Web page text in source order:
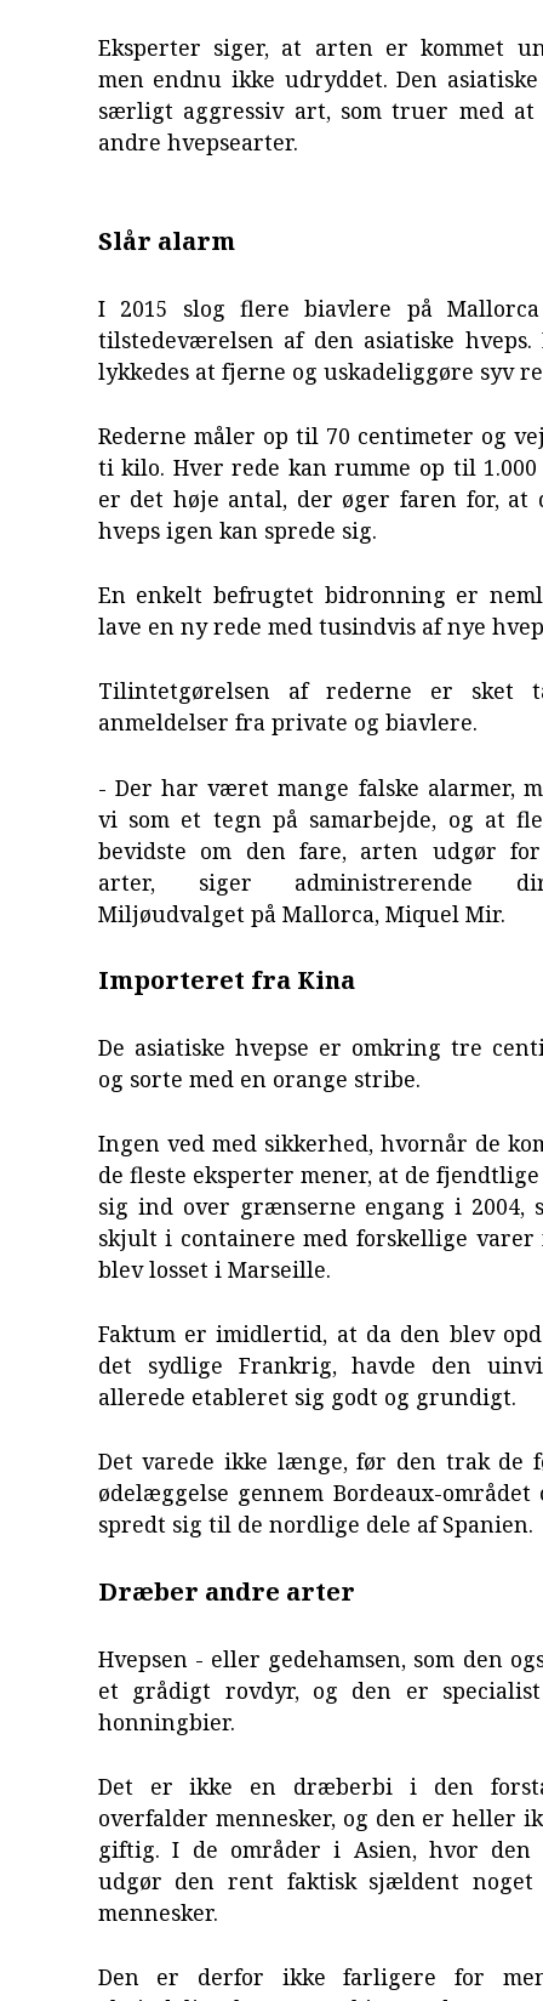
Eksperter siger, at arten er kommet
men endnu ikke udryddet. Den
særligt aggressiv art, som truer med
andre hvepsearter.
Slår alarm
I 2015 slog flere biavlere på
tilstedeværelsen af den asiatiske
lykkedes at fjerne og uskadeliggøre syv
Rederne måler op til 70 centimeter og
ti kilo. Hver rede kan rumme op til 1.000
er det høje antal, der øger faren for, at
hveps igen kan sprede sig.
En enkelt befrugtet bidronning er
lave en ny rede med tusindvis af nye
Tilintetgørelsen af rederne er sket
anmeldelser fra private og biavlere.
- Der har været mange falske alarmer,
vi som et tegn på samarbejde, og at
bevidste om den fare, arten udgør
arter, siger administrerende
Miljøudvalget på Mallorca, Miquel Mir.
Importeret fra Kina
De asiatiske hvepse er omkring tre
og sorte med en orange stribe.
Ingen ved med sikkerhed, hvornår de
de fleste eksperter mener, at de
sig ind over grænserne engang i 2004,
skjult i containere med forskellige varer
blev losset i Marseille.
Faktum er imidlertid, at da den blev
det sydlige Frankrig, havde den
allerede etableret sig godt og grundigt.
Det varede ikke længe, før den trak de
ødelæggelse gennem Bordeaux-
spredt sig til de nordlige dele af Spanien.
Dræber andre arter
Hvepsen - eller gedehamsen, som den
et grådigt rovdyr, og den er
honningbier.
Det er ikke en dræberbi i den
overfalder mennesker, og den er heller
giftig. I de områder i Asien, hvor den
udgør den rent faktisk sjældent noget
mennesker.
Den er derfor ikke farligere for